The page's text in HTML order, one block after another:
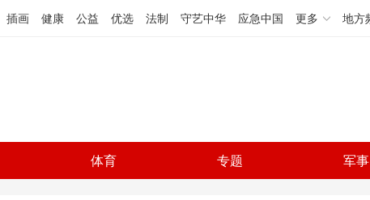
插画 健康 公益 优选 法制 守艺中华 应急中国 更多 地方
体育 专题 军事